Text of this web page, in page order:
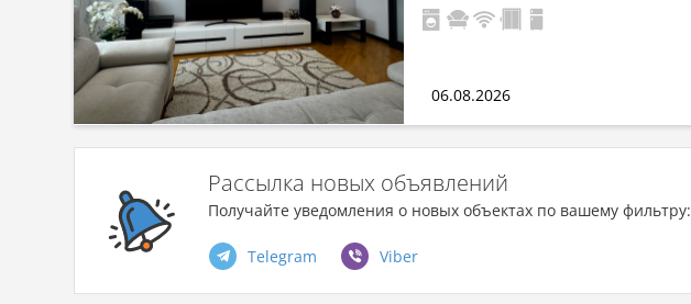
По площади: большая → малая
По площади: малая → большая
06.08.2026
Рассылка новых объявлений
Получайте уведомления о новых объектах по вашему фильтру:
Telegram Viber